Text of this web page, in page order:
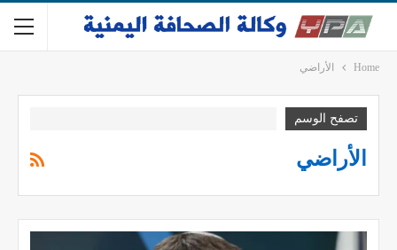
Home الأراضي
تصفح الوسم
الأراضي